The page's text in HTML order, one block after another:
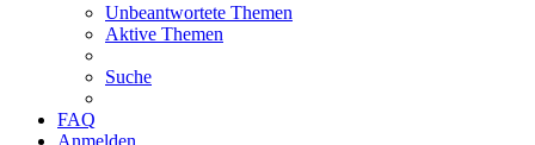
Unbeantwortete Themen
Aktive Themen
Suche
FAQ